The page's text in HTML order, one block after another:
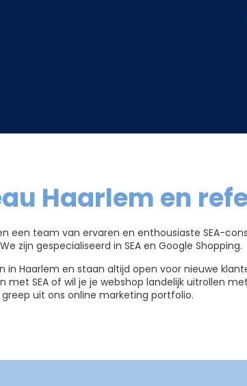
Haarlem en
een team van ervaren en enthousiaste SEA-
zijn gespecialiseerd in SEA en Google Shopping.
in Haarlem en staan altijd open voor nieuwe
met SEA of wil je je webshop landelijk uitrollen
greep uit ons online marketing portfolio.